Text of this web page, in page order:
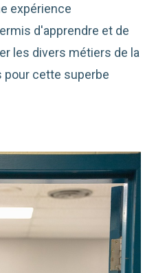
expérience
d'apprendre et de
les divers métiers de la
pour cette superbe